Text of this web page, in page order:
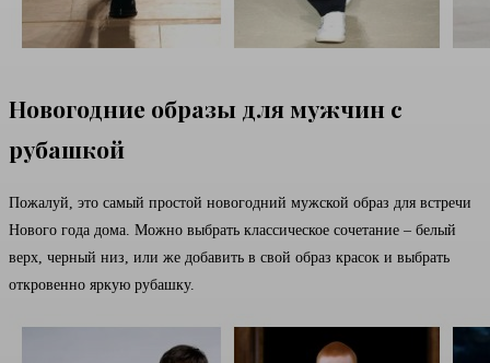
Новогодние образы для мужчин с
рубашкой
Пожалуй, это самый простой новогодний мужской образ для встречи
Нового года дома. Можно выбрать классическое сочетание – белый
верх, черный низ, или же добавить в свой образ красок и выбрать
откровенно яркую рубашку.